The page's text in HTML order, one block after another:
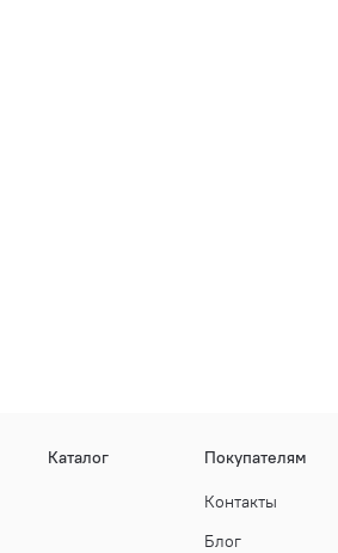
Каталог Покупателям
Контакты
Блог